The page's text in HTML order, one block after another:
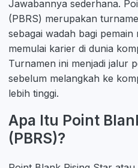
Jawabannya sederhana.
(PBRS) merupakan
sebagai wadah bagi
memulai karier di dunia
Turnamen ini menjadi jalur
sebelum melangkah ke
lebih tinggi.
Apa Itu Point
(PBRS)?